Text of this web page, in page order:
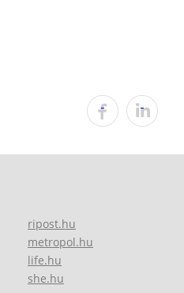
ripost.hu
metropol.hu
life.hu
she.hu